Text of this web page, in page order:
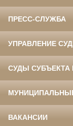
ПРЕСС-СЛУЖБА
УПРАВЛЕНИЕ
СУДЫ СУБЪЕКТА
ВАКАНСИИ